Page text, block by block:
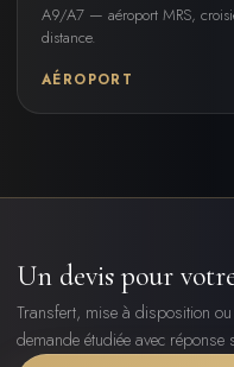
A9/A7 — aéroport MRS,
distance.
AÉROPORT
Un devis pour
Transfert, mise à disposition
demande étudiée avec réponse